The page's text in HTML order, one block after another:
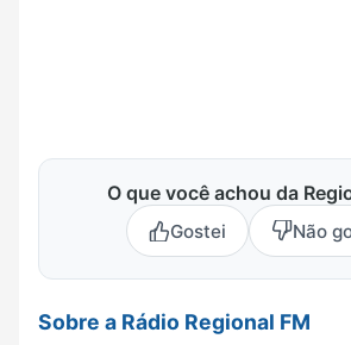
O que você achou da
Gostei Não
Sobre a Rádio Regional FM